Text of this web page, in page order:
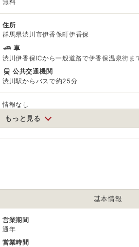
住所
群馬県渋川市伊香保町伊香保
車
渋川伊香保ICから一般道路で伊香保温泉街
公共交通機関
渋川駅からバスで約25分
情報なし
0279723151
もっと見る
基本情報
営業期間
通年
営業時間